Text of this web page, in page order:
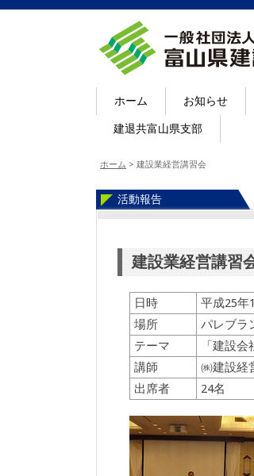
ホーム お知らせ
建退共富山県支部
ホーム > 建設業経営講習会
活動報告
建設業経営講習
日時
平成25年
場所
パレブラ
テーマ
「建設
講師
㈱建設経
出席者
24名